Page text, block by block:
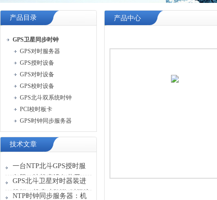
产品目录
GPS卫星同步时钟
GPS对时服务器
GPS授时设备
GPS对时设备
GPS校时设备
GPS北斗双系统时钟
PCI校时板卡
GPS时钟同步服务器
技术文章
一台NTP北斗GPS授时服
务器，让机房设备共用一
张“时刻表”
GPS北斗卫星对时器装进
机柜，机房才敢说“时间统
NTP时钟同步服务器：机
产品中心